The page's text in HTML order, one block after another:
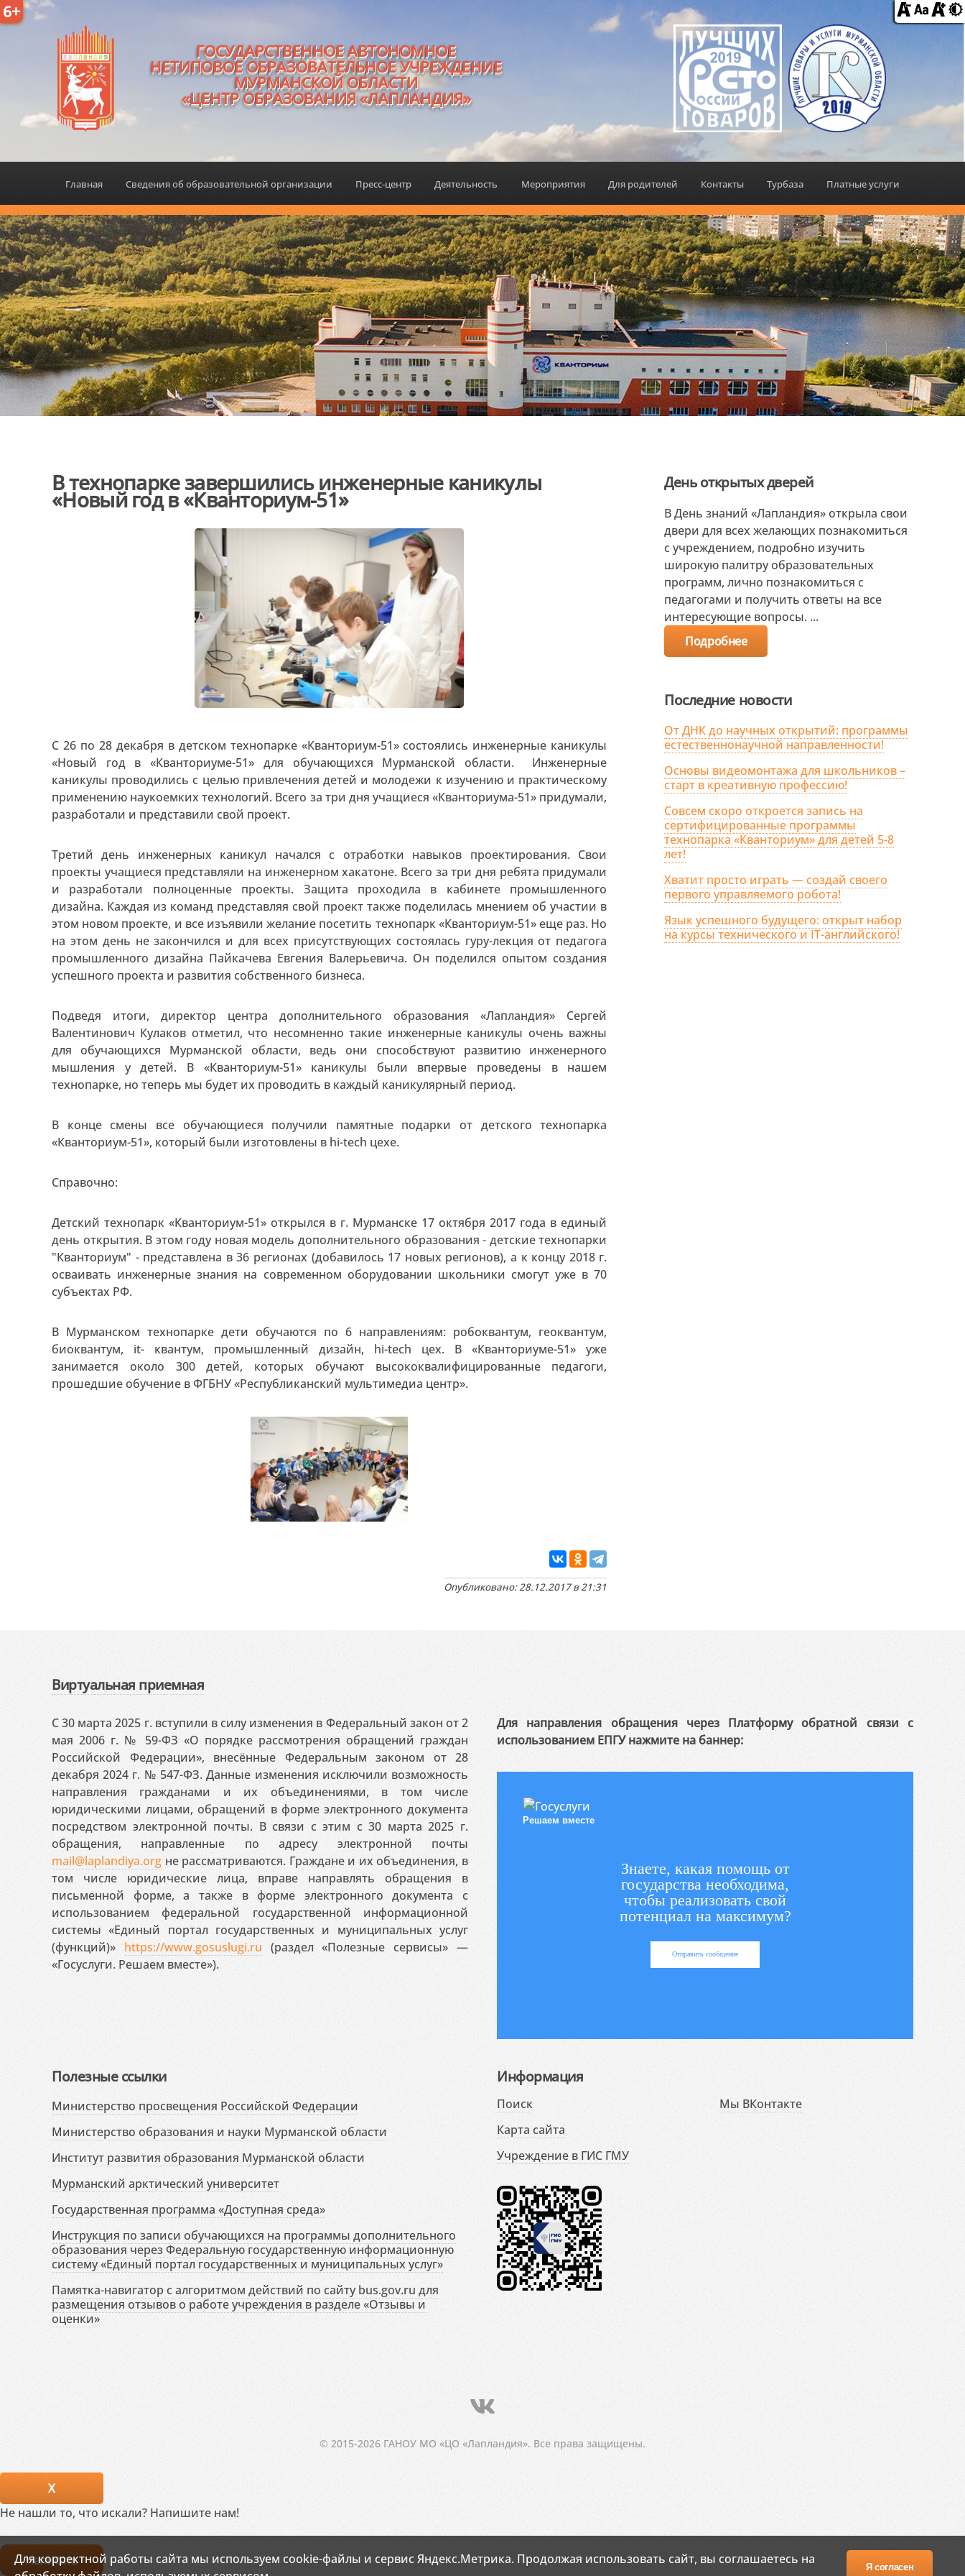
6+
ГОСУДАРСТВЕННОЕ АВТОНОМНОЕ
НЕТИПОВОЕ ОБРАЗОВАТЕЛЬНОЕ УЧРЕЖДЕНИЕ
МУРМАНСКОЙ ОБЛАСТИ
«ЦЕНТР ОБРАЗОВАНИЯ «ЛАПЛАНДИЯ»
Главная Сведения об образовательной организации Пресс-центр Деятельность Мероприятия Для родителей Контакты Турбаза Платные услуги
В технопарке завершились инженерные каникулы
«Новый год в «Кванториум-51»
С 26 по 28 декабря в детском технопарке «Кванториум-51» состоялись инженерные каникулы
«Новый год в «Кванториуме-51» для обучающихся Мурманской области. Инженерные
каникулы проводились с целью привлечения детей и молодежи к изучению и практическому
применению наукоемких технологий. Всего за три дня учащиеся «Кванториума-51» придумали,
разработали и представили свой проект.
Третий день инженерных каникул начался с отработки навыков проектирования. Свои
проекты учащиеся представляли на инженерном хакатоне. Всего за три дня ребята придумали
и разработали полноценные проекты. Защита проходила в кабинете промышленного
дизайна. Каждая из команд представляя свой проект также поделилась мнением об участии в
этом новом проекте, и все изъявили желание посетить технопарк «Кванториум-51» еще раз. Но
на этом день не закончился и для всех присутствующих состоялась гуру-лекция от педагога
промышленного дизайна Пайкачева Евгения Валерьевича. Он поделился опытом создания
успешного проекта и развития собственного бизнеса.
Подведя итоги, директор центра дополнительного образования «Лапландия» Сергей
Валентинович Кулаков отметил, что несомненно такие инженерные каникулы очень важны
для обучающихся Мурманской области, ведь они способствуют развитию инженерного
мышления у детей. В «Кванториум-51» каникулы были впервые проведены в нашем
технопарке, но теперь мы будет их проводить в каждый каникулярный период.
В конце смены все обучающиеся получили памятные подарки от детского технопарка
«Кванториум-51», который были изготовлены в hi-tech цехе.
Справочно:
Детский технопарк «Кванториум-51» открылся в г. Мурманске 17 октября 2017 года в единый
день открытия. В этом году новая модель дополнительного образования - детские технопарки
"Кванториум" - представлена в 36 регионах (добавилось 17 новых регионов), а к концу 2018 г.
осваивать инженерные знания на современном оборудовании школьники смогут уже в 70
субъектах РФ.
В Мурманском технопарке дети обучаются по 6 направлениям: робоквантум, геоквантум,
биоквантум, it- квантум, промышленный дизайн, hi-tech цех. В «Кванториуме-51» уже
занимается около 300 детей, которых обучают высококвалифицированные педагоги,
прошедшие обучение в ФГБНУ «Республиканский мультимедиа центр».
Опубликовано: 28.12.2017 в 21:31
День открытых дверей
В День знаний «Лапландия» открыла свои
двери для всех желающих познакомиться
с учреждением, подробно изучить
широкую палитру образовательных
программ, лично познакомиться с
педагогами и получить ответы на все
интересующие вопросы. ...
Подробнее
Последние новости
От ДНК до научных открытий: программы
естественнонаучной направленности!
Основы видеомонтажа для школьников –
старт в креативную профессию!
Совсем скоро откроется запись на
сертифицированные программы
технопарка «Кванториум» для детей 5-8
лет!
Хватит просто играть — создай своего
первого управляемого робота!
Язык успешного будущего: открыт набор
на курсы технического и IT-английского!
Виртуальная приемная
С 30 марта 2025 г. вступили в силу изменения в Федеральный закон от 2
мая 2006 г. № 59-ФЗ «О порядке рассмотрения обращений граждан
Российской Федерации», внесённые Федеральным законом от 28
декабря 2024 г. № 547-ФЗ. Данные изменения исключили возможность
направления гражданами и их объединениями, в том числе
юридическими лицами, обращений в форме электронного документа
посредством электронной почты. В связи с этим с 30 марта 2025 г.
обращения, направленные по адресу электронной почты
mail@laplandiya.org не рассматриваются. Граждане и их объединения, в
том числе юридические лица, вправе направлять обращения в
письменной форме, а также в форме электронного документа с
использованием федеральной государственной информационной
системы «Единый портал государственных и муниципальных услуг
(функций)» https://www.gosuslugi.ru (раздел «Полезные сервисы» —
«Госуслуги. Решаем вместе»).
Для направления обращения через Платформу обратной связи с
использованием ЕПГУ нажмите на баннер:
Решаем вместе
Знаете, какая помощь от
государства необходима,
чтобы реализовать свой
потенциал на максимум?
Отправить сообщение
Полезные ссылки
Министерство просвещения Российской Федерации
Министерство образования и науки Мурманской области
Институт развития образования Мурманской области
Мурманский арктический университет
Государственная программа «Доступная среда»
Инструкция по записи обучающихся на программы дополнительного
образования через Федеральную государственную информационную
систему «Единый портал государственных и муниципальных услуг»
Памятка-навигатор с алгоритмом действий по сайту bus.gov.ru для
размещения отзывов о работе учреждения в разделе «Отзывы и
оценки»
Информация
Поиск
Карта сайта
Учреждение в ГИС ГМУ
Мы ВКонтакте
© 2015-2026 ГАНОУ МО «ЦО «Лапландия». Все права защищены.
Для корректной работы сайта мы используем cookie-файлы и сервис Яндекс.Метрика. Продолжая использовать сайт, вы соглашаетесь на
Я согласен
X
Не нашли то, что искали? Напишите нам!
Написать